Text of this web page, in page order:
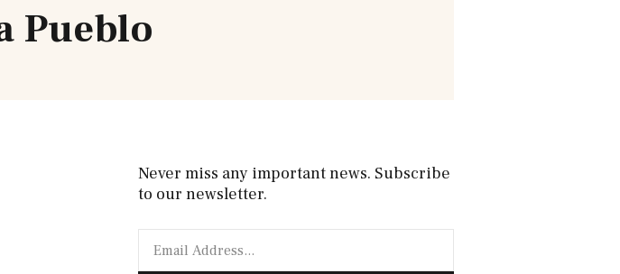
Pueblo
Never miss any important news. Subscribe
to our newsletter.